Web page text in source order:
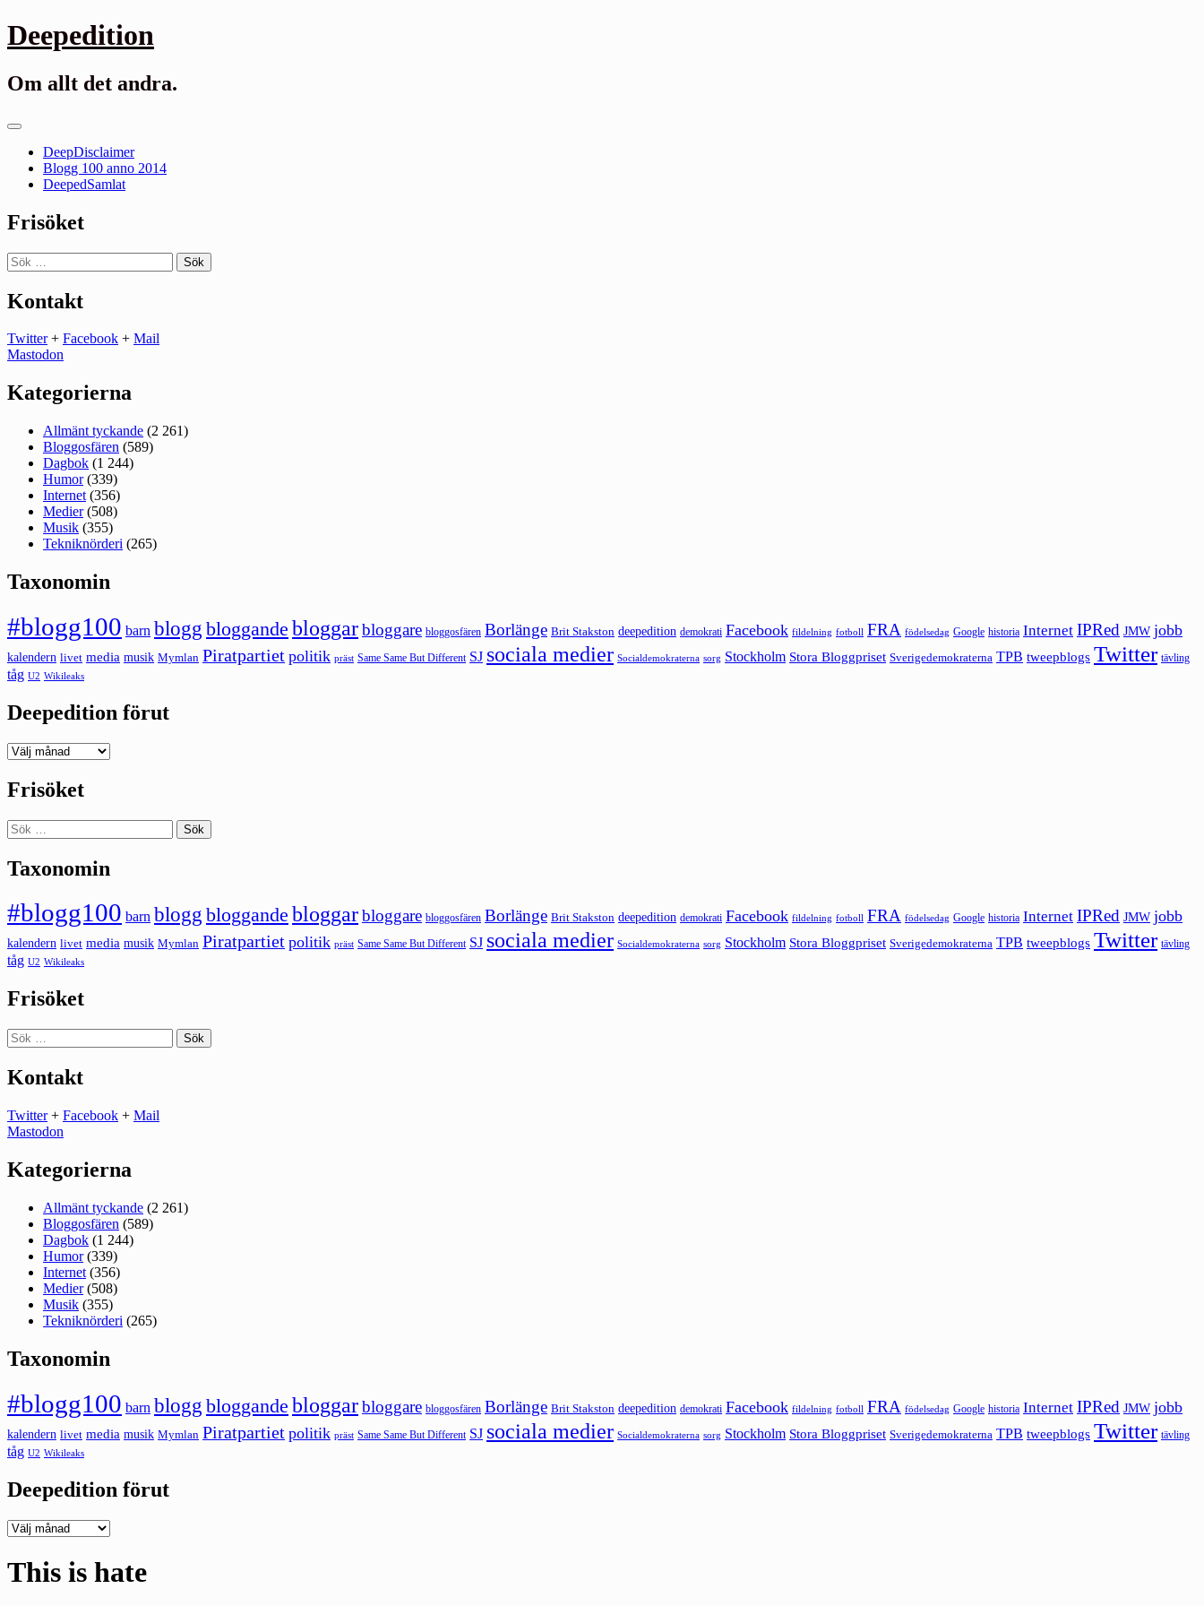
Gå
till
Deepedition
Om allt det andra.
Primär
DeepDisclaimer
Blogg 100 anno 2014
DeepedSamlat
Frisöket
Sök
efter:
Kontakt
Twitter+ Facebook + Mail
Mastodon
Kategorierna
Allmänt tyckande (2 261)
Bloggosfären (589)
Dagbok (1 244)
Humor(339)
Internet (356)
Medier(508)
Musik (355)
Tekniknörderi (265)
Taxonomin
#blogg100 barn blogg bloggande bloggarbloggare bloggosfären Borlänge Brit Stakston deepedition demokrati Facebook fildelning fotboll FRA födelsedag Google historia Internet IPRed JMW jobb
kalendern livet media musik Mymlan Piratpartiet politik präst Same Same But Different SJ sociala medier Socialdemokraterna sorg Stockholm Stora Bloggpriset Sverigedemokraterna TPB tweepblogs Twitter tävling
tåg U2 Wikileaks
Deepedition förut
Deepedition
Frisöket
Sök
efter:
Taxonomin
#blogg100 barn blogg bloggande bloggarbloggare bloggosfären Borlänge Brit Stakston deepedition demokrati Facebook fildelning fotboll FRA födelsedag Google historia Internet IPRed JMW jobb
kalendern livet media musik Mymlan Piratpartiet politik präst Same Same But Different SJ sociala medier Socialdemokraterna sorg Stockholm Stora Bloggpriset Sverigedemokraterna TPB tweepblogs Twitter tävling
tåg U2 Wikileaks
Frisöket
Sök
efter:
Kontakt
Twitter+ Facebook + Mail
Mastodon
Kategorierna
Allmänt tyckande (2 261)
Bloggosfären (589)
Dagbok (1 244)
Humor(339)
Internet (356)
Medier(508)
Musik (355)
Tekniknörderi (265)
Taxonomin
#blogg100 barn blogg bloggande bloggarbloggare bloggosfären Borlänge Brit Stakston deepedition demokrati Facebook fildelning fotboll FRA födelsedag Google historia Internet IPRed JMW jobb
kalendern livet media musik Mymlan Piratpartiet politik präst Same Same But Different SJ sociala medier Socialdemokraterna sorg Stockholm Stora Bloggpriset Sverigedemokraterna TPB tweepblogs Twitter tävling
tåg U2 Wikileaks
Deepedition förut
Deepedition
This is hate